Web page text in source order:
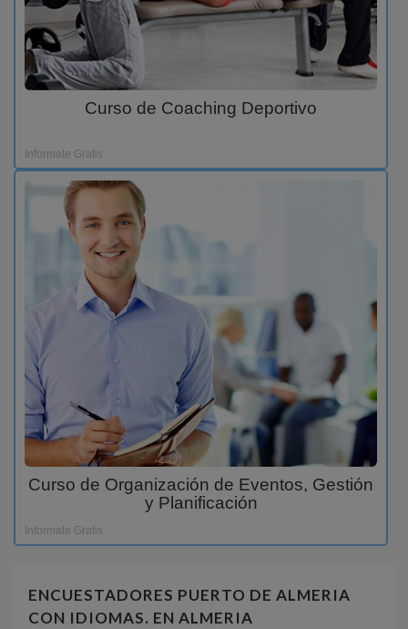
Curso de Coaching Deportivo
Informate Gratis
Curso de Organización de Eventos, Gestión
y Planificación
Informate Gratis
ENCUESTADORES PUERTO DE ALMERIA
CON IDIOMAS. EN ALMERIA